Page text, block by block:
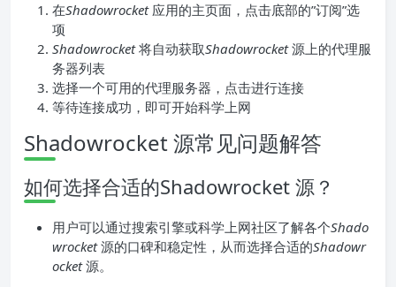
在Shadowrocket应用的主页面，点击底部的”订阅”选
项
Shadowrocket将自动获取Shadowrocket源上的代理服
务器列表
选择一个可用的代理服务器，点击进行连接
等待连接成功，即可开始科学上网
Shadowrocket 源常见问题解答
如何选择合适的Shadowrocket 源？
用户可以通过搜索引擎或科学上网社区了解各个Shado
wrocket源的口碑和稳定性，从而选择合适的Shadowr
ocket源。